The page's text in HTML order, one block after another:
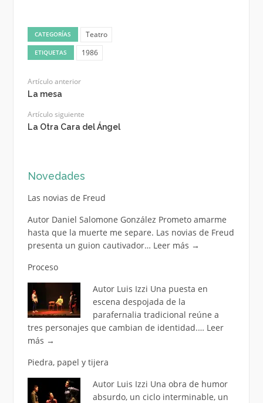
CATEGORÍAS Teatro
ETIQUETAS 1986
Artículo anterior
La mesa
Artículo siguiente
La Otra Cara del Ángel
Novedades
Las novias de Freud
Autor Daniel Salomone González Prometo amarme
hasta que la muerte me separe. Las novias de Freud
presenta un guion cautivador… Leer más →
Proceso
Autor Luis Izzi Una puesta en
escena despojada de la
parafernalia tradicional reúne a
tres personajes que cambian de identidad.… Leer
más →
Piedra, papel y tijera
Autor Luis Izzi Una obra de humor
absurdo, un ciclo interminable, un